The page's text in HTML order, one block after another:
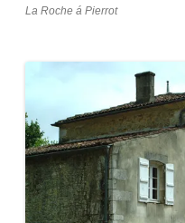
La Roche á Pierrot